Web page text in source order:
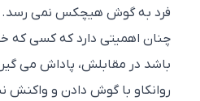
لازم نشده باشد که یک کلمه هم
طرف مقابل را تأیید می کنید، با تنها
سرهمدردی می زنید، یا سری تکان